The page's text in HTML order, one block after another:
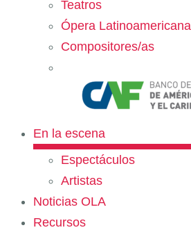
Teatros
Ópera Latinoamericana
Compositores/as
En la escena
Espectáculos
Artistas
Noticias OLA
Recursos